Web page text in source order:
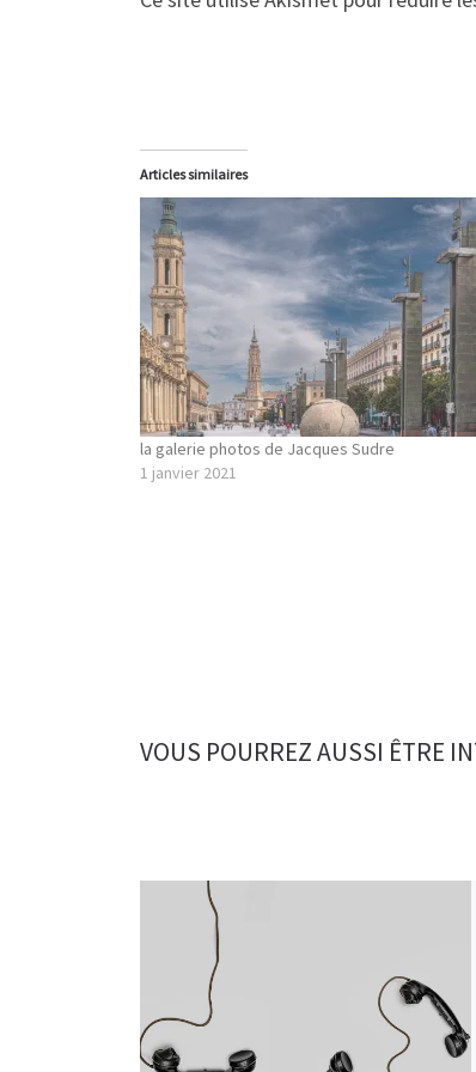
Articles similaires
la galerie photos de Jacques Sudre
1 janvier 2021
VOUS POURREZ AUSSI ÊTRE